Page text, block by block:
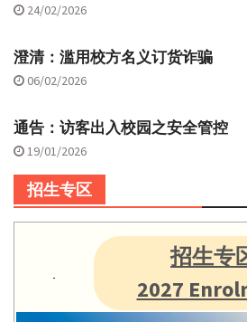
24/02/2026
澄清：滥用校方名义订货诈骗
06/02/2026
通告：访客出入校园之安全管控
19/01/2026
招生专区
招生专
2027